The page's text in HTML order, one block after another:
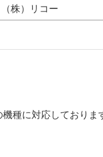
（株）リコー
種に対応しておりま